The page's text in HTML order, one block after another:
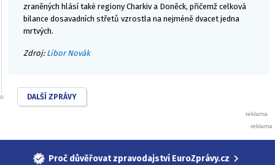
zraněných hlásí také regiony Charkiv a Doněck, přičemž celková
bilance dosavadních střetů vzrostla na nejméně dvacet jedna
mrtvých.
Zdroj: Libor Novák
DALŠÍ ZPRÁVY
Proč důvěřovat zpravodajství EuroZprávy.cz